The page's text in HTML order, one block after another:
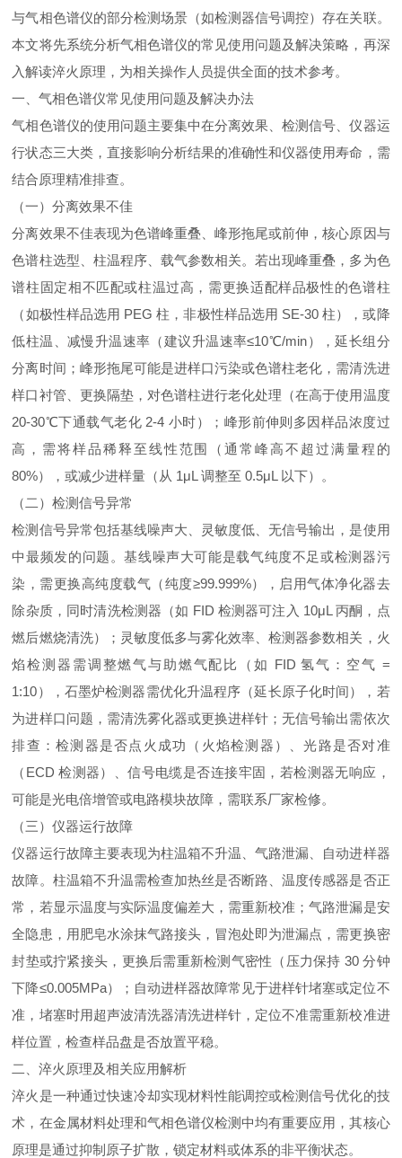
与气相色谱仪的部分检测场景（如检测器信号调控）存在关联。
本文将先系统分析气相色谱仪的常见使用问题及解决策略，再深
入解读淬火原理，为相关操作人员提供全面的技术参考。
一、气相色谱仪常见使用问题及解决办法
气相色谱仪的使用问题主要集中在分离效果、检测信号、仪器运
行状态三大类，直接影响分析结果的准确性和仪器使用寿命，需
结合原理精准排查。
（一）分离效果不佳
分离效果不佳表现为色谱峰重叠、峰形拖尾或前伸，核心原因与
色谱柱选型、柱温程序、载气参数相关。若出现峰重叠，多为色
谱柱固定相不匹配或柱温过高，需更换适配样品极性的色谱柱
（如极性样品选用 PEG 柱，非极性样品选用 SE-30 柱），或降
低柱温、减慢升温速率（建议升温速率≤10℃/min），延长组分
分离时间；峰形拖尾可能是进样口污染或色谱柱老化，需清洗进
样口衬管、更换隔垫，对色谱柱进行老化处理（在高于使用温度
20-30℃下通载气老化 2-4 小时）；峰形前伸则多因样品浓度过
高，需将样品稀释至线性范围（通常峰高不超过满量程的
80%），或减少进样量（从 1μL 调整至 0.5μL 以下）。
（二）检测信号异常
检测信号异常包括基线噪声大、灵敏度低、无信号输出，是使用
中最频发的问题。基线噪声大可能是载气纯度不足或检测器污
染，需更换高纯度载气（纯度≥99.999%），启用气体净化器去
除杂质，同时清洗检测器（如 FID 检测器可注入 10μL 丙酮，点
燃后燃烧清洗）；灵敏度低多与雾化效率、检测器参数相关，火
焰检测器需调整燃气与助燃气配比（如 FID 氢气：空气 =
1:10），石墨炉检测器需优化升温程序（延长原子化时间），若
为进样口问题，需清洗雾化器或更换进样针；无信号输出需依次
排查：检测器是否点火成功（火焰检测器）、光路是否对准
（ECD 检测器）、信号电缆是否连接牢固，若检测器无响应，
可能是光电倍增管或电路模块故障，需联系厂家检修。
（三）仪器运行故障
仪器运行故障主要表现为柱温箱不升温、气路泄漏、自动进样器
故障。柱温箱不升温需检查加热丝是否断路、温度传感器是否正
常，若显示温度与实际温度偏差大，需重新校准；气路泄漏是安
全隐患，用肥皂水涂抹气路接头，冒泡处即为泄漏点，需更换密
封垫或拧紧接头，更换后需重新检测气密性（压力保持 30 分钟
下降≤0.005MPa）；自动进样器故障常见于进样针堵塞或定位不
准，堵塞时用超声波清洗器清洗进样针，定位不准需重新校准进
样位置，检查样品盘是否放置平稳。
二、淬火原理及相关应用解析
淬火是一种通过快速冷却实现材料性能调控或检测信号优化的技
术，在金属材料处理和气相色谱仪检测中均有重要应用，其核心
原理是通过抑制原子扩散，锁定材料或体系的非平衡状态。